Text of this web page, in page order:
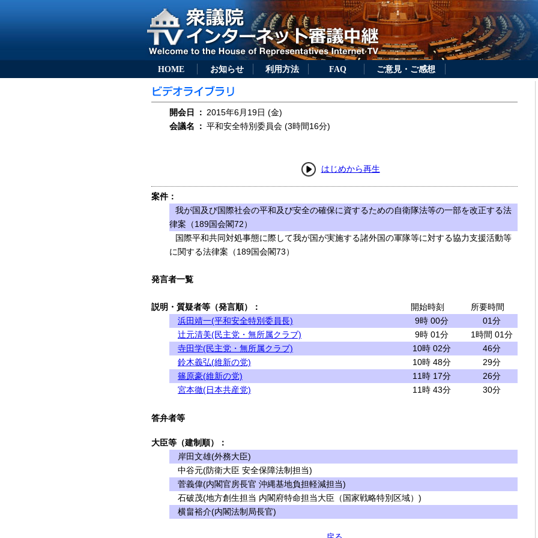
HOME お知らせ 利用方法 FAQ ご意見・ご感想
開会日 ： 2015年6月19日 (金)
会議名
： 平和安全特別委員会 (3時間16分)
はじめから再生
案件：
我が国及び国際社会の平和及び安全の確保に資するための自衛隊法等の一部を改正する法
律案（189国会閣72）
国際平和共同対処事態に際して我が国が実施する諸外国の軍隊等に対する協力支援活動等
に関する法律案（189国会閣73）
発言者一覧
説明・質疑者等（発言順）： 開始時刻
所要時間
浜田靖一(平和安全特別委員長)
9時 00分
01分
辻元清美(民主党・無所属クラブ)
9時 01分
1時間 01分
寺田学(民主党・無所属クラブ)
10時 02分
46分
鈴木義弘(維新の党)
10時 48分
29分
篠原豪(維新の党)
11時 17分
26分
宮本徹(日本共産党)
11時 43分 30分
答弁者等
大臣等（建制順）：
岸田文雄(外務大臣)
中谷元(防衛大臣 安全保障法制担当)
菅義偉(内閣官房長官 沖縄基地負担軽減担当)
石破茂(地方創生担当 内閣府特命担当大臣（国家戦略特別区域）)
横畠裕介(内閣法制局長官)